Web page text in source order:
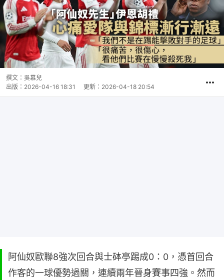
撰文： 吳慕兒
出版： 2026-04-16 18:31 更新： 2026-04-18 20:54
阿仙奴歐聯8強次回合與士砵亭踢成0：0，憑首回合
作客的一球優勢過關，連續兩年晉身賽事四強。然而